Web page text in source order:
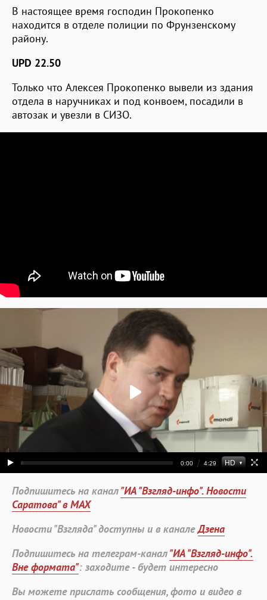
В настоящее время господин Прокопенко
находится в отделе полиции по Фрунзенскому
району.
UPD 22.50
Только что Алексея Прокопенко вывели из здания
отдела в наручниках и под конвоем, посадили в
автозак и увезли в СИЗО.
Подпишитесь на канал"ИА "Взгляд-инфо". Новости
Саратова" в MAX
Новости "Взгляда" доступны и в каналеДзена
Подпишитесь на телеграм-канал"ИА "Взгляд-инфо".
Вне формата": заходите - будет интересно
Вы можете прислать сообщения, фото и видео в